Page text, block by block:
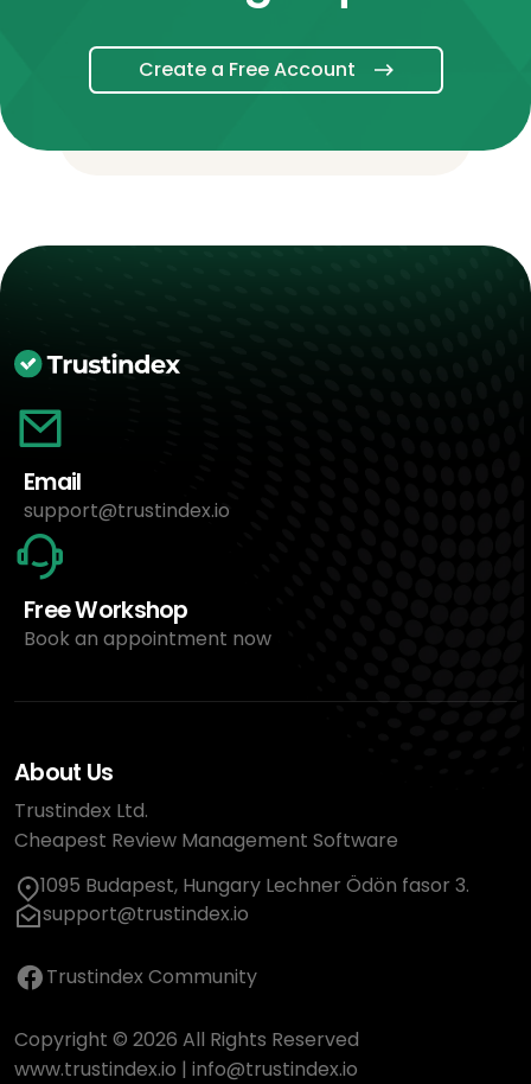
Create a Free Account
Email
support@trustindex.io
Free Workshop
Book an appointment now
About Us
Trustindex Ltd.
Cheapest Review Management Software
1095 Budapest, Hungary Lechner Ödön fasor 3.
support@trustindex.io
Trustindex Community
Copyright © 2026 All Rights Reserved
www.trustindex.io | info@trustindex.io